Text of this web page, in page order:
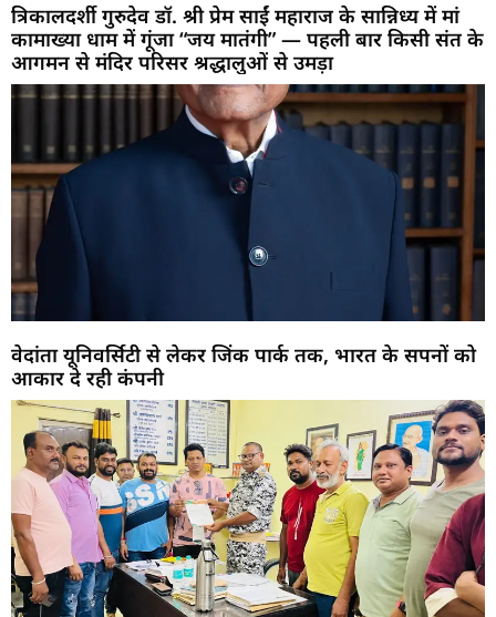
त्रिकालदर्शी गुरुदेव डॉ. श्री प्रेम साईं महाराज के सान्निध्य में मां
कामाख्या धाम में गूंजा “जय मातंगी” — पहली बार किसी संत के
आगमन से मंदिर परिसर श्रद्धालुओं से उमड़ा
वेदांता यूनिवर्सिटी से लेकर जिंक पार्क तक, भारत के सपनों को
आकार दे रही कंपनी